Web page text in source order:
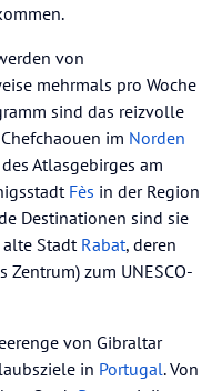
von
mehrmals pro Woche
sind das reizvolle
im Norden
Atlasgebirges am
Fès in der Region
Destinationen sind sie
Stadt Rabat, deren
Zentrum) zum UNESCO-
von Gibraltar
in Portugal. Von